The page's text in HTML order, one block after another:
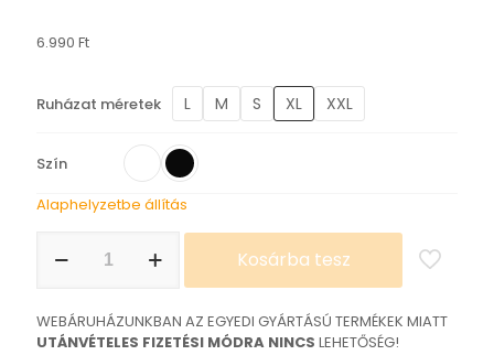
6.990 Ft
Ruházat méretek L M S XL XXL
Szín
Alaphelyzetbe állítás
Style
Kosárba tesz
WEBÁRUHÁZUNKBAN AZ EGYEDI GYÁRTÁSÚ TERMÉKEK MIATT
UTÁNVÉTELES FIZETÉSI MÓDRA NINCS LEHETŐSÉG!